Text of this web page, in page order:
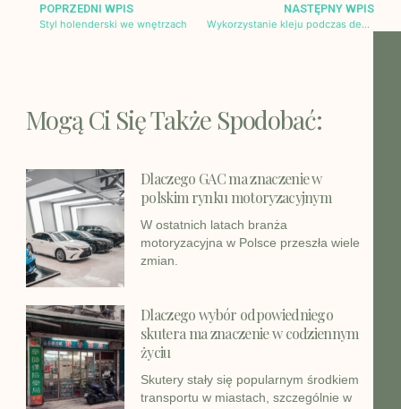
POPRZEDNI WPIS
Styl holenderski we wnętrzach
NASTĘPNY WPIS
Wykorzystanie kleju podczas dekorowania domu – praktyczne porady
Mogą Ci Się Także Spodobać:
Dlaczego GAC ma znaczenie w
polskim rynku motoryzacyjnym
W ostatnich latach branża
motoryzacyjna w Polsce przeszła wiele
zmian.
Dlaczego wybór odpowiedniego
skutera ma znaczenie w codziennym
życiu
Skutery stały się popularnym środkiem
transportu w miastach, szczególnie w